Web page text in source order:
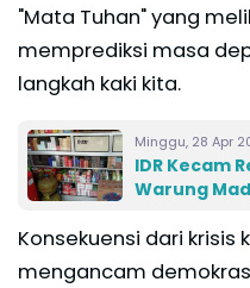
"Mata Tuhan" yang
memprediksi masa
langkah kaki kita.
Minggu, 28 Apr
IDR Kecam
Warung
Konsekuensi dari krisis
mengancam